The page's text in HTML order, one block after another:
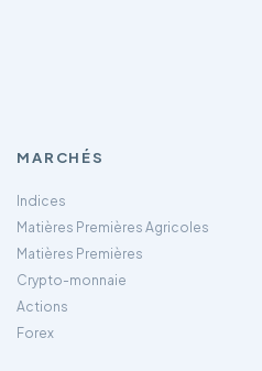
MARCHÉS
Indices
Matières Premières Agricoles
Matières Premières
Crypto-monnaie
Actions
Forex